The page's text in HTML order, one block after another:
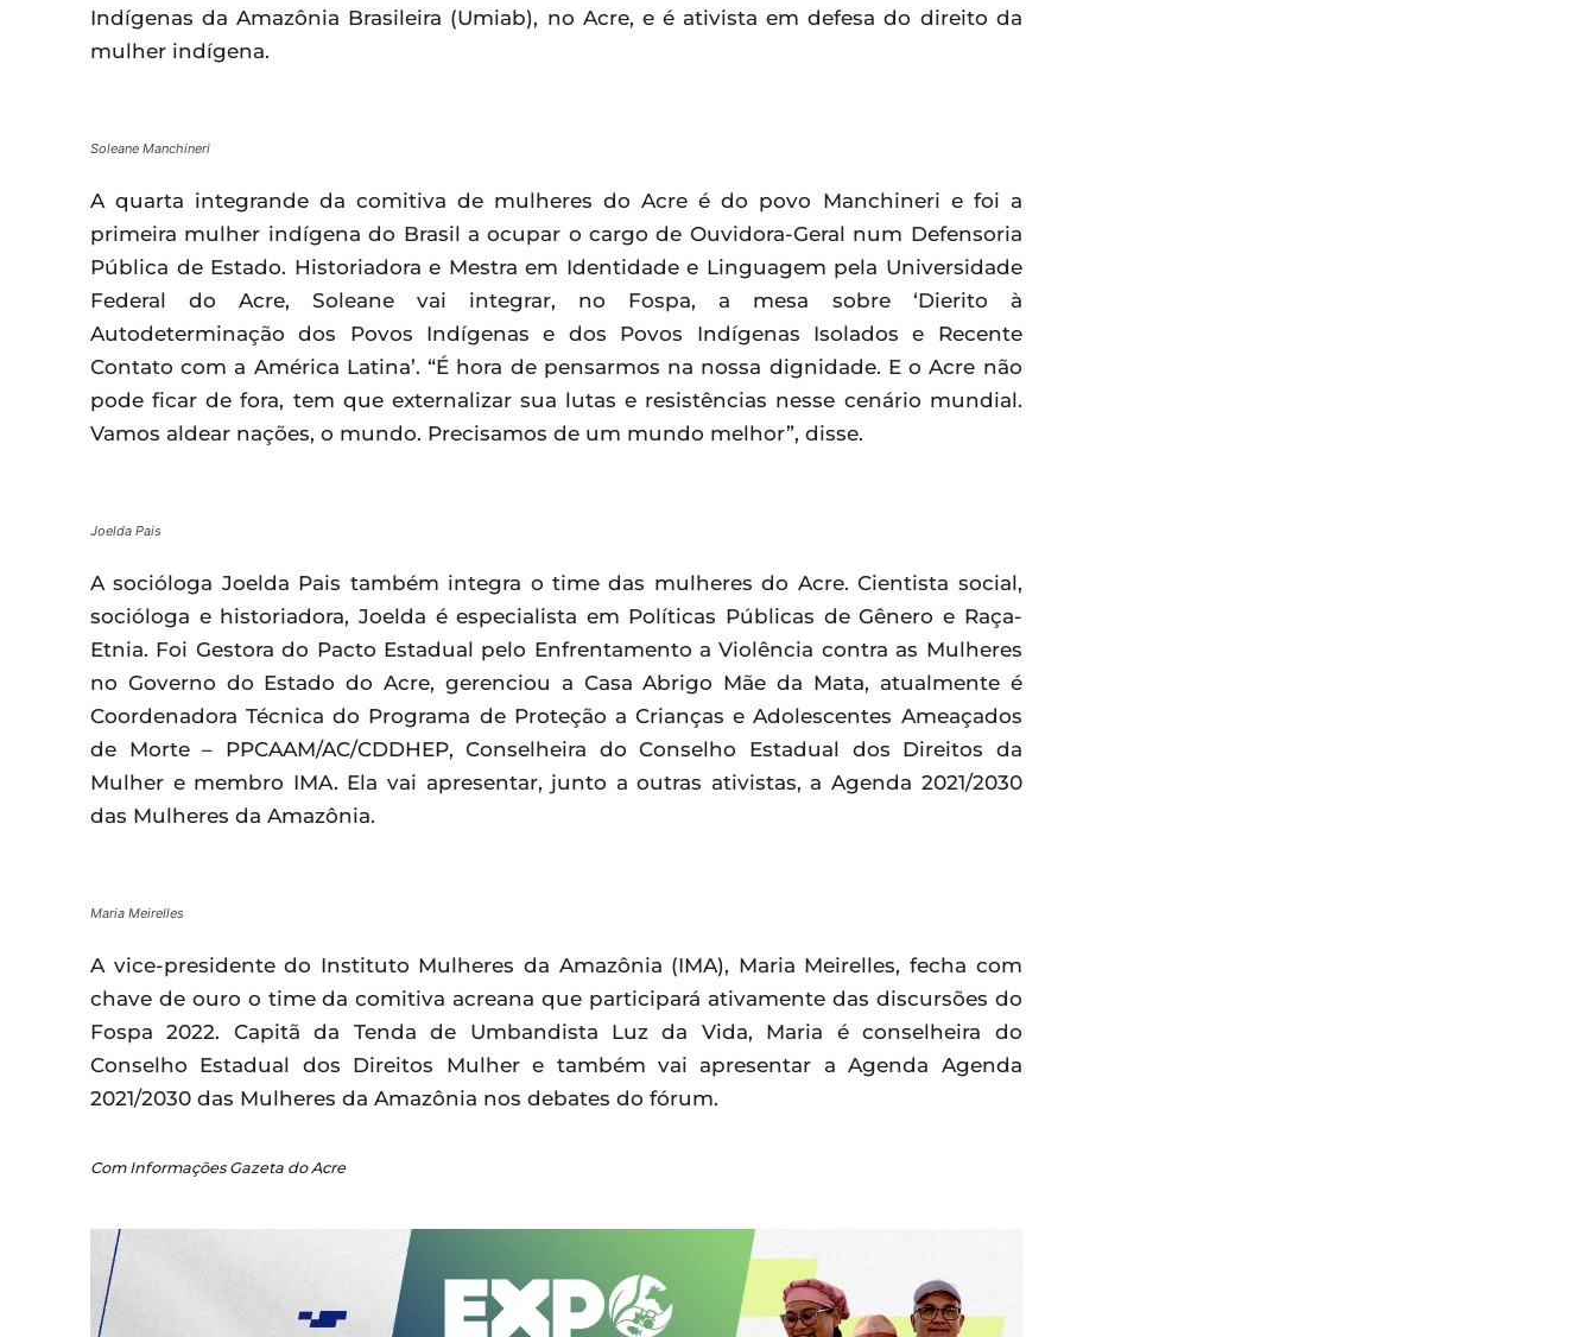
Indígenas da Amazônia Brasileira (Umiab), no Acre, e é ativista em defesa do direito da
mulher indígena.
Soleane Manchineri
A quarta integrande da comitiva de mulheres do Acre é do povo Manchineri e foi a
primeira mulher indígena do Brasil a ocupar o cargo de Ouvidora-Geral num Defensoria
Pública de Estado. Historiadora e Mestra em Identidade e Linguagem pela Universidade
Federal do Acre, Soleane vai integrar, no Fospa, a mesa sobre ‘Dierito à
Autodeterminação dos Povos Indígenas e dos Povos Indígenas Isolados e Recente
Contato com a América Latina’. “É hora de pensarmos na nossa dignidade. E o Acre não
pode ficar de fora, tem que externalizar sua lutas e resistências nesse cenário mundial.
Vamos aldear nações, o mundo. Precisamos de um mundo melhor”, disse.
Joelda Pais
A socióloga Joelda Pais também integra o time das mulheres do Acre. Cientista social,
socióloga e historiadora, Joelda é especialista em Políticas Públicas de Gênero e Raça-
Etnia. Foi Gestora do Pacto Estadual pelo Enfrentamento a Violência contra as Mulheres
no Governo do Estado do Acre, gerenciou a Casa Abrigo Mãe da Mata, atualmente é
Coordenadora Técnica do Programa de Proteção a Crianças e Adolescentes Ameaçados
de Morte – PPCAAM/AC/CDDHEP, Conselheira do Conselho Estadual dos Direitos da
Mulher e membro IMA. Ela vai apresentar, junto a outras ativistas, a Agenda 2021/2030
das Mulheres da Amazônia.
Maria Meirelles
A vice-presidente do Instituto Mulheres da Amazônia (IMA), Maria Meirelles, fecha com
chave de ouro o time da comitiva acreana que participará ativamente das discursões do
Fospa 2022. Capitã da Tenda de Umbandista Luz da Vida, Maria é conselheira do
Conselho Estadual dos Direitos Mulher e também vai apresentar a Agenda Agenda
2021/2030 das Mulheres da Amazônia nos debates do fórum.
Com Informações Gazeta do Acre